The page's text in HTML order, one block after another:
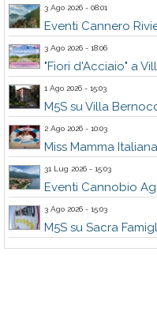
3 Ago 2026 - 08:01
Eventi Cannero
3 Ago 2026 - 18:06
"Fiori d'Acciaio" a
1 Ago 2026 - 15:03
M5S su Villa
2 Ago 2026 - 10:03
Miss Mamma
31 Lug 2026 - 15:03
Eventi Cannobio
3 Ago 2026 - 15:03
M5S su Sacra